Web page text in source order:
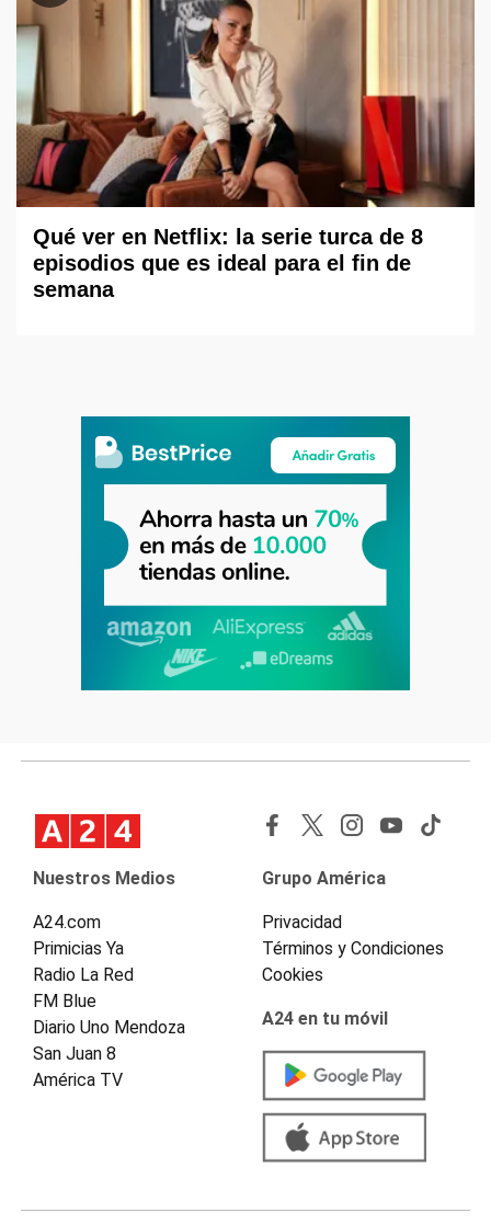
Qué ver en Netflix: la serie turca de 8
episodios que es ideal para el fin de
semana
Nuestros Medios
A24.com
Primicias Ya
Radio La Red
FM Blue
Diario Uno Mendoza
San Juan 8
América TV
Grupo América
Privacidad
Términos y Condiciones
Cookies
A24 en tu móvil